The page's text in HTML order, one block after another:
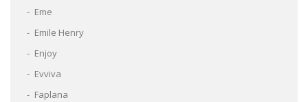
Eme
Emile Henry
Enjoy
Evviva
Faplana